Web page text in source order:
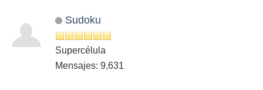
Sudoku
Supercélula
Mensajes: 9,631